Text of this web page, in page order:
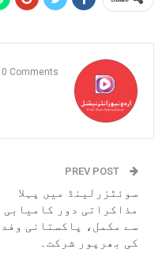
0 Comments
سوئٹزرلینڈ میں پہلا
مذاکراتی دور کامیابی
سے مکمل، پاکستانی وفد
کی بھرپور شرکت۔